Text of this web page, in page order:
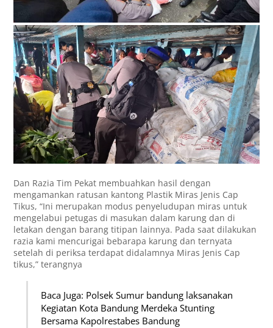
Dan Razia Tim Pekat membuahkan hasil dengan
mengamankan ratusan kantong Plastik Miras Jenis Cap
Tikus, “Ini merupakan modus penyeludupan miras untuk
mengelabui petugas di masukan dalam karung dan di
letakan dengan barang titipan lainnya. Pada saat dilakukan
razia kami mencurigai bebarapa karung dan ternyata
setelah di periksa terdapat didalamnya Miras Jenis Cap
tikus,” terangnya
Baca Juga: Polsek Sumur bandung laksanakan
Kegiatan Kota Bandung Merdeka Stunting
Bersama Kapolrestabes Bandung